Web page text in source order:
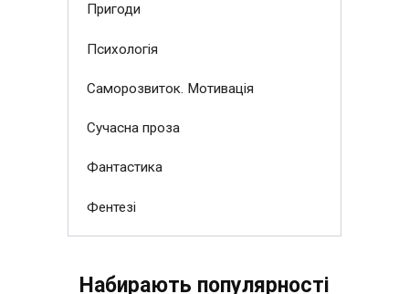
Пригоди
Психологія
Саморозвиток. Мотивація
Сучасна проза
Фантастика
Фентезі
Набирають популярності